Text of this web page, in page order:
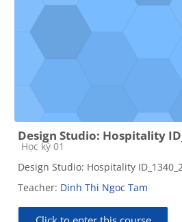
Design Studio: Hospitality
Course category
Học kỳ 01
Design Studio: Hospitality
Teacher: Dinh Thi Ngoc Tam